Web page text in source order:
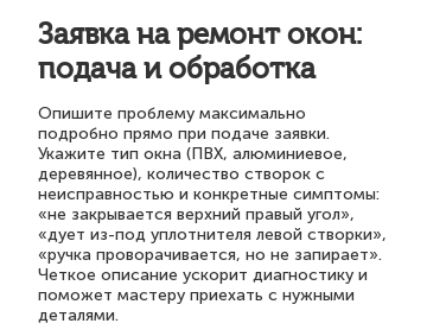
Заявка на ремонт окон:
подача и обработка
Опишите проблему максимально
подробно прямо при подаче заявки.
Укажите тип окна (ПВХ, алюминиевое,
деревянное), количество створок с
неисправностью и конкретные симптомы:
«не закрывается верхний правый угол»,
«дует из-под уплотнителя левой створки»,
«ручка проворачивается, но не запирает».
Четкое описание ускорит диагностику и
поможет мастеру приехать с нужными
деталями.